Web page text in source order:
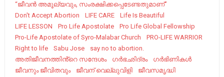
“ജീവന്‍ അമൂല്യവും, സംരക്ഷിക്കപ്പെടേണ്ടതുമാണ്”
Don't Accept Abortion
LIFE CARE
Life Is Beautiful
LIFE LESSON
Pro Life Apostolate
Pro Life Global Fellowship
Pro-Life Apostolate of Syro-Malabar Church
PRO-LIFE WARRIOR
Right to life
Sabu Jose
say no to abortion.
അതിജീവനത്തിൻ്റെ സന്ദേശം
ഗർഭഛിദ്രം
ഗർഭിണികൾ
ജീവനും ജീവിതവും
ജീവന് വെല്ലുവിളി
ജീവസമൃദ്ധി